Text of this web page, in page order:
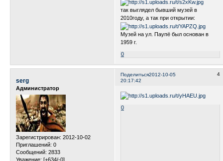
так выглядел бывший музей в
2010году, а так при открытии:
Музей на ул. Паупё был основан в
1959 г.
0
Поделиться 4
2012-10-05
20:17:42
serg
Администратор
Зарегистрирован: 2012-10-02
Приглашений: 0
Сообщений: 2833
Уважение: [+634/-0]
0